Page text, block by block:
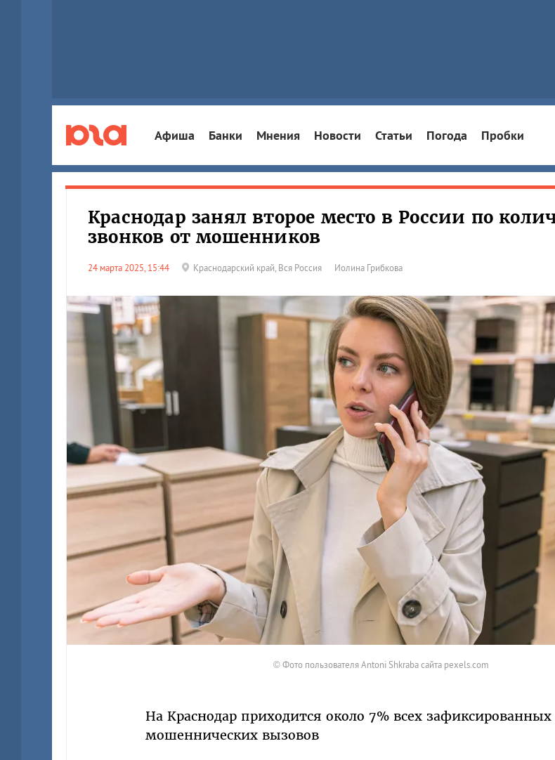
Афиша Банки Мнения Новости Статьи Погода Пробки
Краснодар занял второе место в России по
звонков от мошенников
24 марта 2025, 15:44 Краснодарский край, Вся Россия Иолина Грибкова
© Фото пользователя Antoni Shkraba сайта pexels.com
На Краснодар приходится около 7% всех зафиксированных
мошеннических вызовов